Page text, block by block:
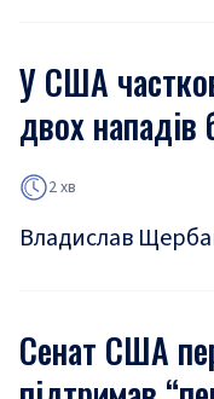
У США
двох нападів
2 хв
Владислав
Сенат США